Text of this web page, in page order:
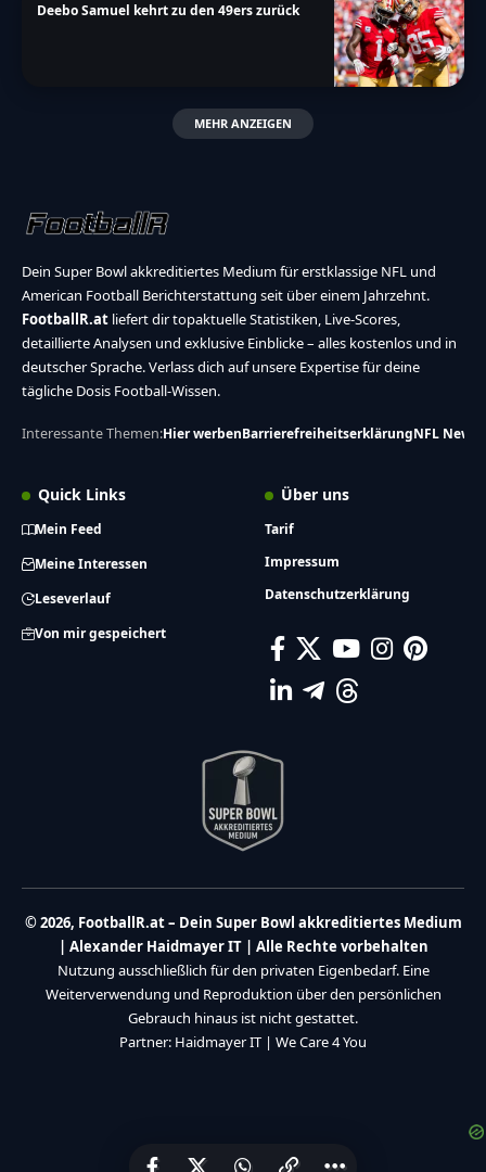
Deebo Samuel kehrt zu den 49ers zurück
MEHR ANZEIGEN
Dein Super Bowl akkreditiertes Medium für erstklassige NFL und
American Football Berichterstattung seit über einem Jahrzehnt.
FootballR.at liefert dir topaktuelle Statistiken, Live-Scores,
detaillierte Analysen und exklusive Einblicke – alles kostenlos und in
deutscher Sprache. Verlass dich auf unsere Expertise für deine
tägliche Dosis Football-Wissen.
Interessante Themen:Hier werbenBarrierefreiheitserklärungNFL News
Quick Links
Mein Feed
Meine Interessen
Leseverlauf
Von mir gespeichert
Über uns
Tarif
Impressum
Datenschutzerklärung
© 2026, FootballR.at – Dein Super Bowl akkreditiertes Medium
| Alexander Haidmayer IT | Alle Rechte vorbehalten
Nutzung ausschließlich für den privaten Eigenbedarf. Eine
Weiterverwendung und Reproduktion über den persönlichen
Gebrauch hinaus ist nicht gestattet.
Partner: Haidmayer IT | We Care 4 You